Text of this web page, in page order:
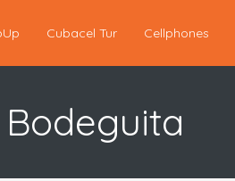
Cubacel Tur Cellphones
Bodeguita